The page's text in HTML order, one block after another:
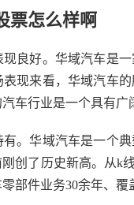
票怎么样啊
良好。华域汽车是
现来看，华域汽车
车行业是一个具有广
。华域汽车是一个
创了历史新高。从k
部件业务30余年、覆